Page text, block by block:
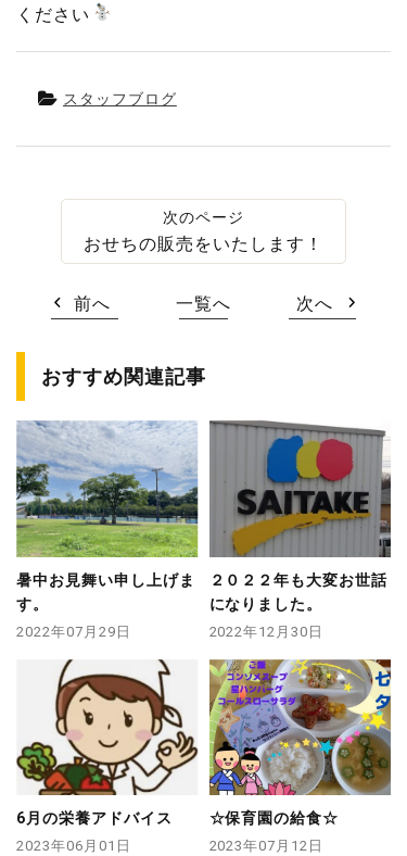
ください
スタッフブログ
おせちの販売をいたします！
前へ 一覧へ 次へ
おすすめ関連記事
暑中お見舞い申し上げま
す。
2022年07月29日
２０２２年も大変お世話
になりました。
2022年12月30日
6月の栄養アドバイス
2023年06月01日
☆保育園の給食☆
2023年07月12日